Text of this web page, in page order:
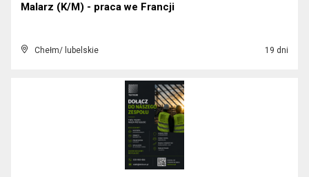
Malarz (K/M) - praca we Francji
Chełm/ lubelskie 19 dni